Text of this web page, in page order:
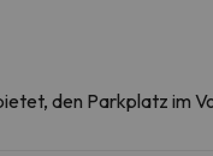
den Parkplatz im